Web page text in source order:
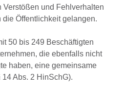
Verstößen und Fehlverhalten
Öffentlichkeit gelangen.
50 bis 249 Beschäftigten
die ebenfalls nicht
haben, eine gemeinsame
Abs. 2 HinSchG).